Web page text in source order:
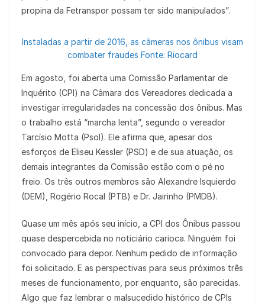
propina da Fetranspor possam ter sido manipulados”.
Instaladas a partir de 2016, as câmeras nos ônibus visam
combater fraudes Fonte: Riocard
Em agosto, foi aberta uma Comissão Parlamentar de
Inquérito (CPI) na Câmara dos Vereadores dedicada a
investigar irregularidades na concessão dos ônibus. Mas
o trabalho está “marcha lenta”, segundo o vereador
Tarcísio Motta (Psol). Ele afirma que, apesar dos
esforços de Eliseu Kessler (PSD) e de sua atuação, os
demais integrantes da Comissão estão com o pé no
freio. Os três outros membros são Alexandre Isquierdo
(DEM), Rogério Rocal (PTB) e Dr. Jairinho (PMDB).
Quase um mês após seu início, a CPI dos Ônibus passou
quase despercebida no noticiário carioca. Ninguém foi
convocado para depor. Nenhum pedido de informação
foi solicitado. E as perspectivas para seus próximos três
meses de funcionamento, por enquanto, são parecidas.
Algo que faz lembrar o malsucedido histórico de CPIs